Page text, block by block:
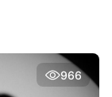
966